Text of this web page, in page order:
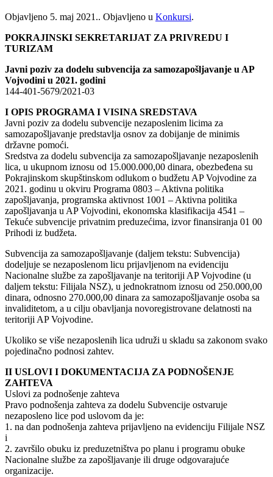
Objavljeno 5. maj 2021.. Objavljeno u Konkursi.
POKRAJINSKI SEKRETARIJAT ZA PRIVREDU I
TURIZAM
Javni poziv za dodelu subvencija za samozapošljavanje u AP
Vojvodini u 2021. godini
144-401-5679/2021-03
I OPIS PROGRAMA I VISINA SREDSTAVA
Javni poziv za dodelu subvencije nezaposlenim licima za
samozapošljavanje predstavlja osnov za dobijanje de minimis
državne pomoći.
Sredstva za dodelu subvencija za samozapošljavanje nezaposlenih
lica, u ukupnom iznosu od 15.000.000,00 dinara, obezbeđena su
Pokrajinskom skupštinskom odlukom o budžetu AP Vojvodine za
2021. godinu u okviru Programa 0803 – Aktivna politika
zapošljavanja, programska aktivnost 1001 – Aktivna politika
zapošljavanja u AP Vojvodini, ekonomska klasifikacija 4541 –
Tekuće subvencije privatnim preduzećima, izvor finansiranja 01 00
Prihodi iz budžeta.
Subvencija za samozapošljavanje (daljem tekstu: Subvencija)
dodeljuje se nezaposlenom licu prijavljenom na evidenciju
Nacionalne službe za zapošljavanje na teritoriji AP Vojvodine (u
daljem tekstu: Filijala NSZ), u jednokratnom iznosu od 250.000,00
dinara, odnosno 270.000,00 dinara za samozapošljavanje osoba sa
invaliditetom, a u cilju obavljanja novoregistrovane delatnosti na
teritoriji AP Vojvodine.
Ukoliko se više nezaposlenih lica udruži u skladu sa zakonom svako
pojedinačno podnosi zahtev.
II USLOVI I DOKUMENTACIJA ZA PODNOŠENJE
ZAHTEVA
Uslovi za podnošenje zahteva
Pravo podnošenja zahteva za dodelu Subvencije ostvaruje
nezaposleno lice pod uslovom da je:
1. na dan podnošenja zahteva prijavljeno na evidenciju Filijale NSZ
i
2. završilo obuku iz preduzetništva po planu i programu obuke
Nacionalne službe za zapošljavanje ili druge odgovarajuće
organizacije.